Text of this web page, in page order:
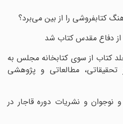
کتابفروشی را از بین می‌برد؟
مقدس کتاب شد
از سوی کتابخانه مجلس به
مطالعاتی و پژوهشی
و نشریات دوره قاجار در